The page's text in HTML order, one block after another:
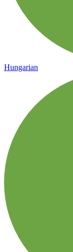
Hungarian